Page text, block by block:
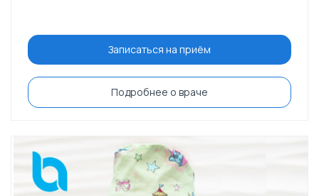
Записаться на приём
Подробнее о враче